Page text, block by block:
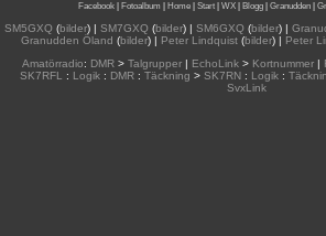
Facebook| Fotoalbum Home| Start| WX| Blogg| Granudden|
SM5GXQ(bilder) | SM7GXQ(bilder) | SM6GXQ(bilder) |
Granudden Öland (bilder) | Peter Lindquist (bilder) | Peter
Amatörradio: DMR> Talgrupper| EchoLink> Kortnummer|
SK7RFL
: Logik : DMR : Täckning > SK7RN : Logik :
SvxLink